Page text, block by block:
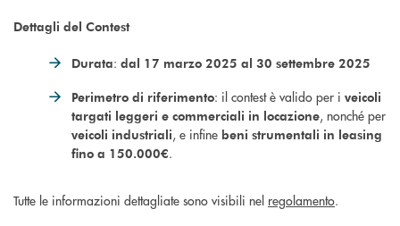
Dettagli del Contest
Durata: dal 17 marzo 2025 al 30 settembre 2025
Perimetro di riferimento: il contest è valido per i veicoli
targati leggeri e commerciali in locazione, nonché per
veicoli industriali, e infine beni strumentali in leasing
fino a 150.000€.
Tutte le informazioni dettagliate sono visibili nel regolamento.